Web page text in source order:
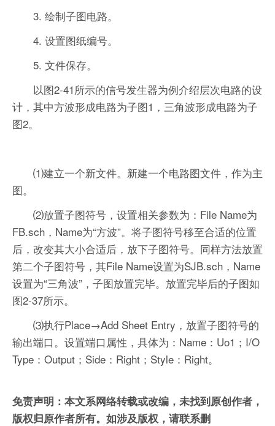
3. 绘制子图电路。
4. 设置图纸编号。
5. 文件保存。
以图2-41所示的信号发生器为例介绍层次电路的设
计，其中方波形成电路为子图1，三角波形成电路为子
图2。
⑴建立一个新文件。新建一个电路图文件，作为主
图。
⑵放置子图符号，设置相关参数为：File Name为
FB.sch，Name为“方波”。将子图符号移至合适的位置
后，改变其大小合适后，放下子图符号。同样方法放置
第二个子图符号，其File Name设置为SJB.sch，Name
设置为“三角波”，子图放置完毕。放置完毕后的子图如
图2-37所示。
⑶执行Place→Add Sheet Entry，放置子图符号的
输出端口。设置端口属性，具体为：Name：Uo1；I/O
Type：Output；Side：Right；Style：Right。
免责声明：本文系网络转载或改编，未找到原创作者，
版权归原作者所有。如涉及版权，请联系删